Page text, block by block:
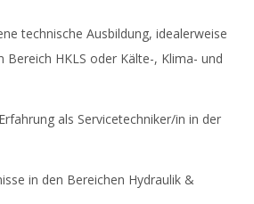
technische Ausbildung, idealerweise
Bereich HKLS oder Kälte-, Klima- und
als Servicetechniker/in in der
in den Bereichen Hydraulik &